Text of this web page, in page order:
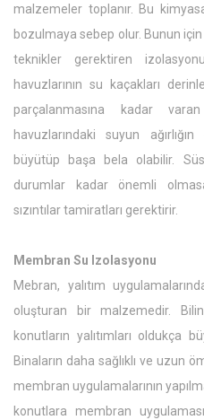
malzemeler toplanır. Bu
bozulmaya sebep olur. Bunun
teknikler gerektiren
havuzlarının su kaçakları
parçalanmasına kadar
havuzlarındaki suyun
büyütüp başa bela olabilir.
durumlar kadar önemli
sızıntılar tamiratları gerektirir.
Membran Su Izolasyonu
Mebran, yalıtım
oluşturan bir malzemedir.
konutların yalıtımları oldukça
Binaların daha sağlıklı ve uzun
membran uygulamalarının
konutlara membran